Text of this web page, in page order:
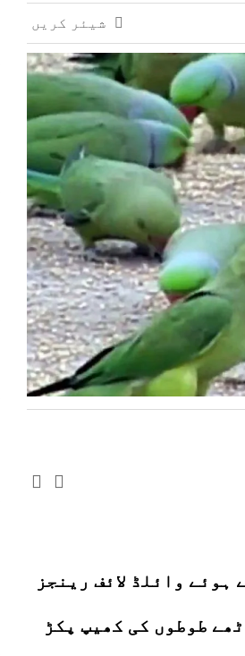
شیئر کریں
وائلڈ لائف رینجز
طوطوں کی کھیپ پکڑ